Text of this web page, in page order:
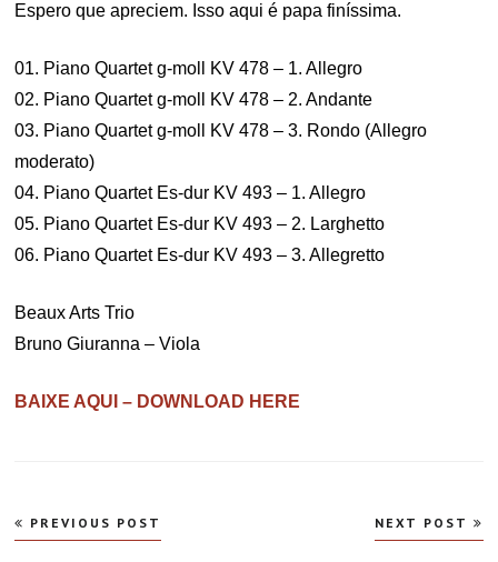
Espero que apreciem. Isso aqui é papa finíssima.
01. Piano Quartet g-moll KV 478 – 1. Allegro
02. Piano Quartet g-moll KV 478 – 2. Andante
03. Piano Quartet g-moll KV 478 – 3. Rondo (Allegro
moderato)
04. Piano Quartet Es-dur KV 493 – 1. Allegro
05. Piano Quartet Es-dur KV 493 – 2. Larghetto
06. Piano Quartet Es-dur KV 493 – 3. Allegretto
Beaux Arts Trio
Bruno Giuranna – Viola
BAIXE AQUI – DOWNLOAD HERE
Navegação
de
PREVIOUS POST NEXT POST